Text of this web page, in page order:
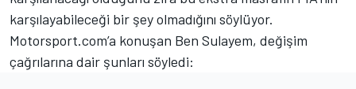
karşılayabileceği bir şey olmadığını söylüyor.
Motorsport.com’a konuşan Ben Sulayem, değişim
çağrılarına dair şunları söyledi: